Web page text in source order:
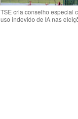
TSE cria conselho especial
uso indevido de IA nas